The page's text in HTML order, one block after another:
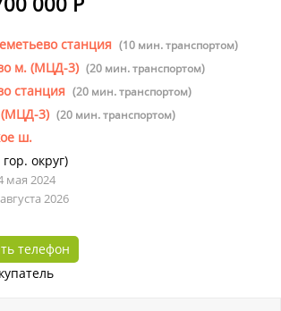
станция (10 мин. транспортом)
м. (МЦД-3) (20 мин. транспортом)
станция (20 мин. транспортом)
(МЦД-3) (20 мин. транспортом)
ш.
округ)
мая 2024
2026
телефон